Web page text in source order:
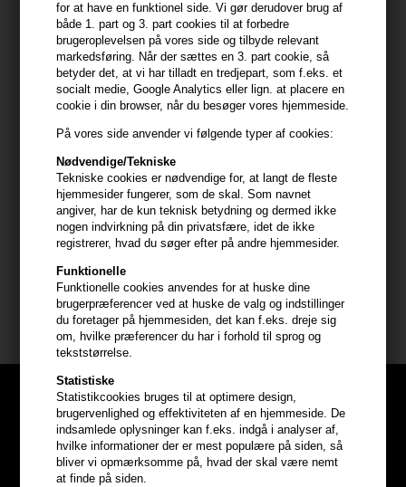
for at have en funktionel side. Vi gør derudover brug af
både 1. part og 3. part cookies til at forbedre
brugeroplevelsen på vores side og tilbyde relevant
markedsføring. Når der sættes en 3. part cookie, så
betyder det, at vi har tilladt en tredjepart, som f.eks. et
socialt medie, Google Analytics eller lign. at placere en
cookie i din browser, når du besøger vores hjemmeside.
På vores side anvender vi følgende typer af cookies:
Nødvendige/Tekniske
Tekniske cookies er nødvendige for, at langt de fleste
hjemmesider fungerer, som de skal. Som navnet
angiver, har de kun teknisk betydning og dermed ikke
nogen indvirkning på din privatsfære, idet de ikke
registrerer, hvad du søger efter på andre hjemmesider.
Funktionelle
Funktionelle cookies anvendes for at huske dine
brugerpræferencer ved at huske de valg og indstillinger
du foretager på hjemmesiden, det kan f.eks. dreje sig
om, hvilke præferencer du har i forhold til sprog og
tekststørrelse.
Statistiske
Statistikcookies bruges til at optimere design,
brugervenlighed og effektiviteten af en hjemmeside. De
indsamlede oplysninger kan f.eks. indgå i analyser af,
hvilke informationer der er mest populære på siden, så
bliver vi opmærksomme på, hvad der skal være nemt
at finde på siden.
Fordele
- Giver "Beach-look"
- Giver volumen og tekstur
- Mat finish
- Vegansk, Cruelty free og uden parabener
- Anvendes til alle hårtyper, men særligt god i tyndere hår
- God til at adskille krøller
Sådan bruger du Sachajuan Ocean Mist
- Rystes inden brug
- Påfør jævnt på tørt hår
- Spray fra en afstand på 20-30 cm
Størrelse: 150ml
Sachajuan